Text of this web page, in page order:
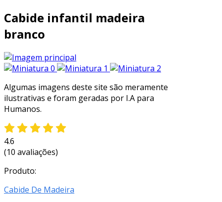
Cabide infantil madeira
branco
Algumas imagens deste site são meramente
ilustrativas e foram geradas por I.A para
Humanos.
4.6
(10 avaliações)
Produto:
Cabide De Madeira